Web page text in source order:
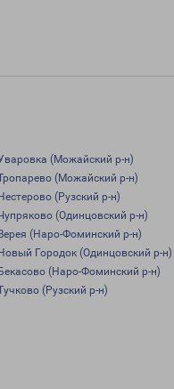
(Можайский р-н)
(Можайский р-н)
(Рузский р-н)
(Одинцовский р-н)
(Наро-Фоминский р-н)
Городок (Одинцовский р-н)
(Наро-Фоминский р-н)
(Рузский р-н)